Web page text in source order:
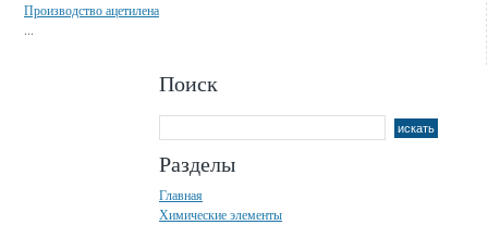
Производство ацетилена
...
Поиск
Разделы
Главная
Химические элементы